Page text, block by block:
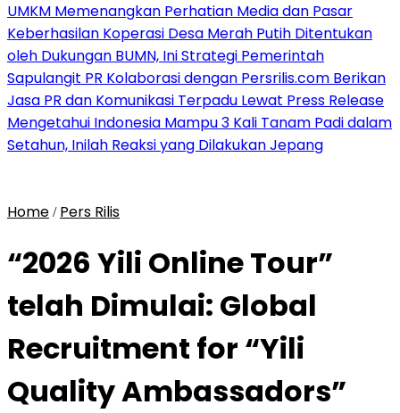
UMKM Memenangkan Perhatian Media dan Pasar
Keberhasilan Koperasi Desa Merah Putih Ditentukan
oleh Dukungan BUMN, Ini Strategi Pemerintah
Sapulangit PR Kolaborasi dengan Persrilis.com Berikan
Jasa PR dan Komunikasi Terpadu Lewat Press Release
Mengetahui Indonesia Mampu 3 Kali Tanam Padi dalam
Setahun, Inilah Reaksi yang Dilakukan Jepang
Home / Pers Rilis
“2026 Yili Online Tour”
telah Dimulai: Global
Recruitment for “Yili
Quality Ambassadors”